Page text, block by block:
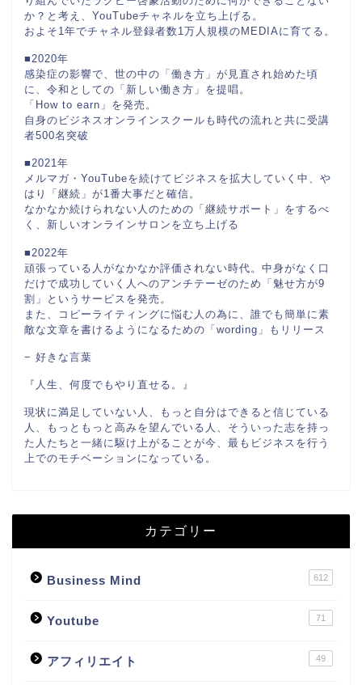
か？と考え、YouTubeチャネルを立ち上げる。
およそ1年でチャネル登録者数1万人規模のMEDIAに育てる。
■2020年
感染症の影響で、世の中の「働き方」が見直され始めた頃
に、令和としての「新しい働き方」を提唱。
「How to earn」を発売。
自身のビジネスオンラインスクールも時代の流れと共に受講
者500名突破
■2021年
メルマガ・YouTubeを続けてビジネスを拡大していく中、や
はり「継続」が1番大事だと確信。
なかなか続けられない人のための「継続サポート」をするべ
く、新しいオンラインサロンを立ち上げる
■2022年
頑張っている人がなかなか評価されない時代。中身がなく口
だけで成功していく人へのアンチテーゼのため「魅せ方が9
割」というサービスを発売。
また、コピーライティングに悩む人の為に、誰でも簡単に素
敵な文章を書けるようになるための「wording」もリリース
− 好きな言葉
『人生、何度でもやり直せる。』
現状に満足していない人、もっと自分はできると信じている
人、もっともっと高みを望んでいる人、そういった志を持っ
た人たちと一緒に駆け上がることが今、最もビジネスを行う
上でのモチベーションになっている。
カテゴリー
Business Mind 612
Youtube 71
アフィリエイト 49